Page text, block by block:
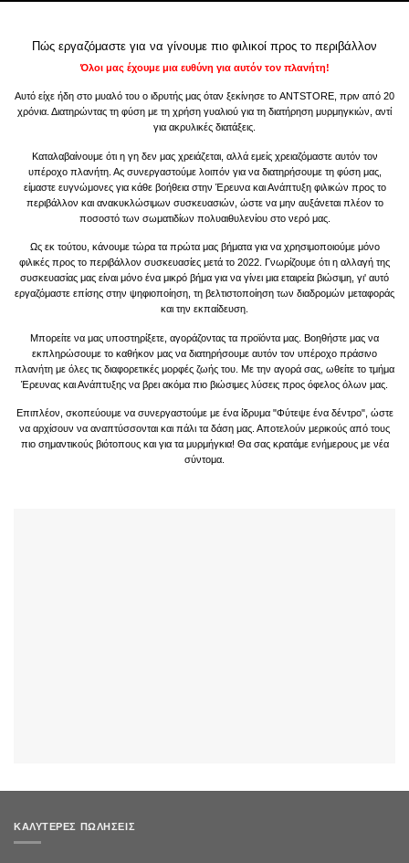
Πώς εργαζόμαστε για να γίνουμε πιο φιλικοί προς το περιβάλλον
Όλοι μας έχουμε μια ευθύνη για αυτόν τον πλανήτη!
Αυτό είχε ήδη στο μυαλό του ο ιδρυτής μας όταν ξεκίνησε το ANTSTORE, πριν από 20
χρόνια. Διατηρώντας τη φύση με τη χρήση γυαλιού για τη διατήρηση μυρμηγκιών, αντί
για ακρυλικές διατάξεις.
Καταλαβαίνουμε ότι η γη δεν μας χρειάζεται, αλλά εμείς χρειαζόμαστε αυτόν τον
υπέροχο πλανήτη. Ας συνεργαστούμε λοιπόν για να διατηρήσουμε τη φύση μας,
είμαστε ευγνώμονες για κάθε βοήθεια στην Έρευνα και Ανάπτυξη φιλικών προς το
περιβάλλον και ανακυκλώσιμων συσκευασιών, ώστε να μην αυξάνεται πλέον το
ποσοστό των σωματιδίων πολυαιθυλενίου στο νερό μας.
Ως εκ τούτου, κάνουμε τώρα τα πρώτα μας βήματα για να χρησιμοποιούμε μόνο
φιλικές προς το περιβάλλον συσκευασίες μετά το 2022. Γνωρίζουμε ότι η αλλαγή της
συσκευασίας μας είναι μόνο ένα μικρό βήμα για να γίνει μια εταιρεία βιώσιμη, γι' αυτό
εργαζόμαστε επίσης στην ψηφιοποίηση, τη βελτιστοποίηση των διαδρομών μεταφοράς
και την εκπαίδευση.
Μπορείτε να μας υποστηρίξετε, αγοράζοντας τα προϊόντα μας. Βοηθήστε μας να
εκπληρώσουμε το καθήκον μας να διατηρήσουμε αυτόν τον υπέροχο πράσινο
πλανήτη με όλες τις διαφορετικές μορφές ζωής του. Με την αγορά σας, ωθείτε το τμήμα
Έρευνας και Ανάπτυξης να βρει ακόμα πιο βιώσιμες λύσεις προς όφελος όλων μας.
Επιπλέον, σκοπεύουμε να συνεργαστούμε με ένα ίδρυμα "Φύτεψε ένα δέντρο", ώστε
να αρχίσουν να αναπτύσσονται και πάλι τα δάση μας. Αποτελούν μερικούς από τους
πιο σημαντικούς βιότοπους και για τα μυρμήγκια! Θα σας κρατάμε ενήμερους με νέα
σύντομα.
ΚΑΛΎΤΕΡΕΣ ΠΩΛΉΣΕΙΣ